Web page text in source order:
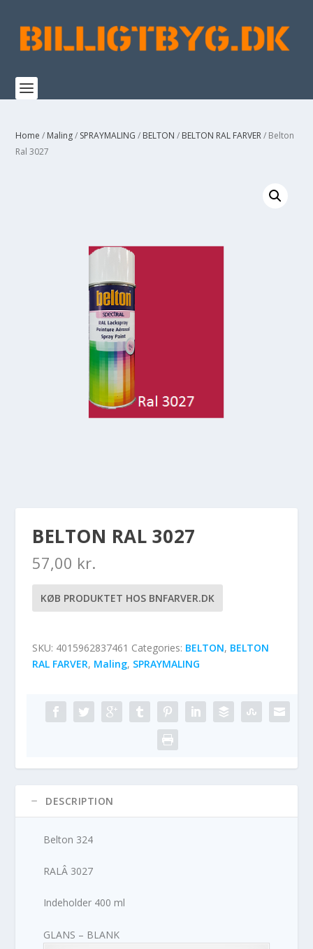
Home / Maling/ SPRAYMALING / BELTON / BELTON RAL FARVER/ Belton
Ral 3027
BELTON RAL 3027
57,00 kr.
KØB PRODUKTET HOS BNFARVER.DK
SKU: 4015962837461 Categories: BELTON, BELTON
RAL FARVER, Maling, SPRAYMALING
DESCRIPTION
Belton 324
RALÂ 3027
Indeholder 400 ml
GLANS – BLANK